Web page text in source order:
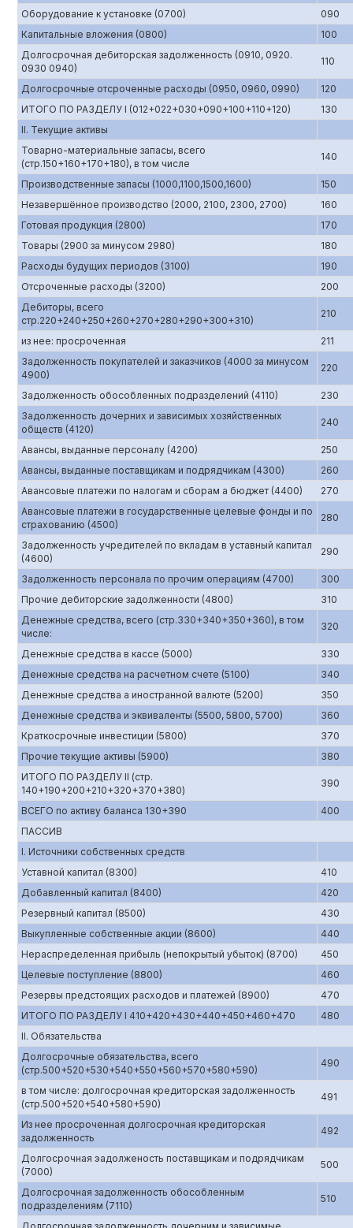
Оборудование к установке (0700)
090
Капитальные вложения (0800)
100
Долгосрочная дебиторская задолженность (0910, 0920.
0930 0940)
110
Долгосрочные отсроченные расходы (0950, 0960, 0990)
120
ИТОГО ПО РАЗДЕЛУ I (012+022+030+090+100+110+120)
130
II. Текущие активы
Товарно-материальные запасы, всего
(стр.150+160+170+180), в том числе
140
Производственные запасы (1000,1100,1500,1600)
150
Незавершённое производство (2000, 2100, 2300, 2700)
160
Готовая продукция (2800)
170
Товары (2900 за минусом 2980)
180
Расходы будущих периодов (3100)
190
Отсроченные расходы (3200)
200
Дебиторы, всего
стр.220+240+250+260+270+280+290+300+310)
210
из нее: просроченная
211
Задолженность покупателей и заказчиков (4000 за минусом
4900)
220
Задолженность обособленных подразделений (4110)
230
Задолженность дочерних и зависимых хозяйственных
обществ (4120)
240
Авансы, выданные персоналу (4200)
250
Авансы, выданные поставщикам и подрядчикам (4300)
260
Авансовые платежи по налогам и сборам а бюджет (4400)
270
Авансовые платежи в государственные целевые фонды и по
страхованию (4500)
280
Задолженность учредителей по вкладам в уставный капитал
(4600)
290
Задолженность персонала по прочим операциям (4700)
300
Прочие дебиторские задолженности (4800)
310
Денежные средства, всего (стр.330+340+350+360), в том
числе:
320
Денежные средства в кассе (5000)
330
Денежные средства на расчетном счете (5100)
340
Денежные средства а иностранной валюте (5200)
350
Денежные средства и эквиваленты (5500, 5800, 5700)
360
Краткосрочные инвестиции (5800)
370
Прочие текущие активы (5900)
380
ИТОГО ПО РАЗДЕЛУ II (стр.
140+190+200+210+320+370+380)
390
ВСЕГО по активу баланса 130+390
400
ПАССИВ
I. Источники собственных средств
Уставной капитал (8300)
410
Добавленный капитал (8400)
420
Резервный капитал (8500)
430
Выкупленные собственные акции (8600)
440
Нераспределенная прибыль (непокрытый убыток) (8700)
450
Целевые поступление (8800)
460
Резервы предстоящих расходов и платежей (8900)
470
ИТОГО ПО РАЗДЕЛУ I 410+420+430+440+450+460+470
480
II. Обязательства
Долгосрочные обязательства, всего
(стр.500+520+530+540+550+560+570+580+590)
490
в том числе: долгосрочная кредиторская задолженность
(стр.500+520+540+580+590)
491
Из нее просроченная долгосрочная кредиторская
задолженность
492
Долгосрочная эадолженость поставщикам и подрядчикам
(7000)
500
Долгосрочная задолженность обособленным
подразделениям (7110)
510